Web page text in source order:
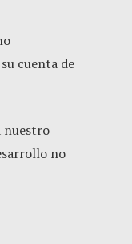
cuenta de
nuestro
no